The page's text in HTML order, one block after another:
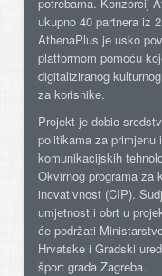
ukupno 40 partnera iz
AthenaPlus je usko
platformom pomoću
digitaliziranog
za korisnike.
Projekt je dobio
politikama za primjenu
komunikacijskih
Okvirnog programa za
inovativnost (CIP).
umjetnost i obrt u
će podržati
Hrvatske i Gradski
šport grada Zagreba.